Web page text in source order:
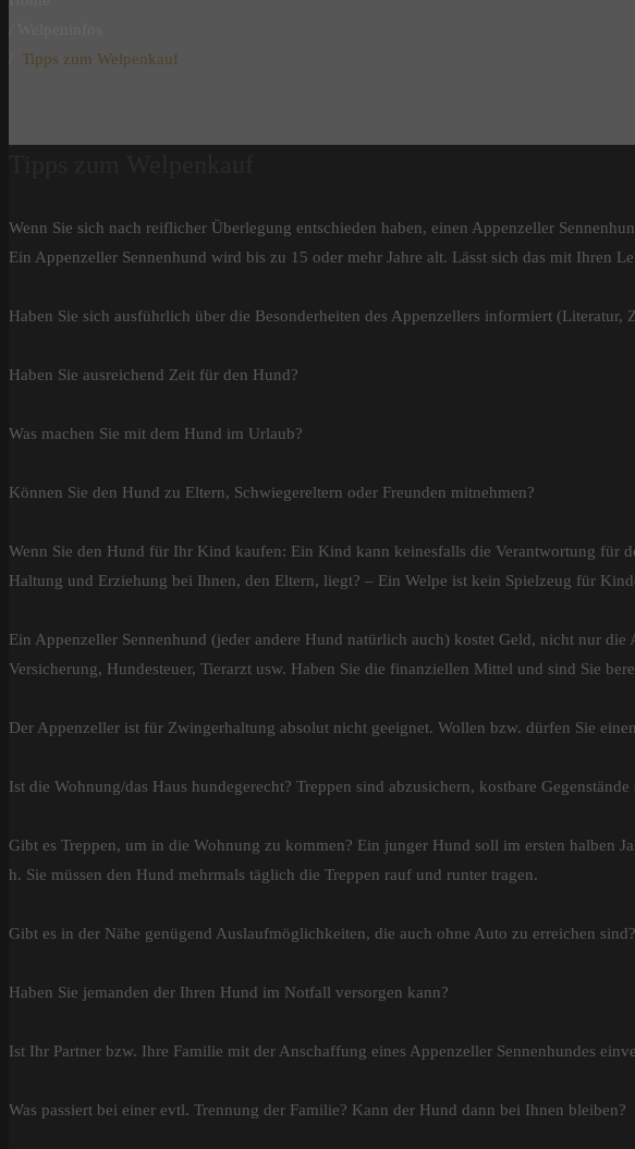
Tipps zum Welpenkauf
Wenn Sie sich nach reiflicher Überlegung entschieden haben, einen Appenzeller
Ein Appenzeller Sennenhund wird bis zu 15 oder mehr Jahre alt. Lässt sich das mit Ihren
Haben Sie sich ausführlich über die Besonderheiten des Appenzellers informiert (Literatur,
Haben Sie ausreichend Zeit für den Hund?
Was machen Sie mit dem Hund im Urlaub?
Können Sie den Hund zu Eltern, Schwiegereltern oder Freunden mitnehmen?
Wenn Sie den Hund für Ihr Kind kaufen: Ein Kind kann keinesfalls die Verantwortung für
Haltung und Erziehung bei Ihnen, den Eltern, liegt? – Ein Welpe ist kein Spielzeug für
Ein Appenzeller Sennenhund (jeder andere Hund natürlich auch) kostet Geld, nicht nur
Versicherung, Hundesteuer, Tierarzt usw. Haben Sie die finanziellen Mittel und sind Sie
Der Appenzeller ist für Zwingerhaltung absolut nicht geeignet. Wollen bzw. dürfen Sie
Ist die Wohnung/das Haus hundegerecht? Treppen sind abzusichern, kostbare
Gibt es Treppen, um in die Wohnung zu kommen? Ein junger Hund soll im ersten halben
h. Sie müssen den Hund mehrmals täglich die Treppen rauf und runter tragen.
Gibt es in der Nähe genügend Auslaufmöglichkeiten, die auch ohne Auto zu erreichen sind?
Haben Sie jemanden der Ihren Hund im Notfall versorgen kann?
Ist Ihr Partner bzw. Ihre Familie mit der Anschaffung eines Appenzeller Sennenhundes
Was passiert bei einer evtl. Trennung der Familie? Kann der Hund dann bei Ihnen bleiben?